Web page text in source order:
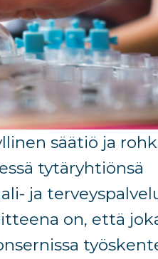
säätiö ja
tytäryhtiönsä
ja
on, että